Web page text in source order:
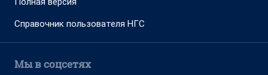
Справочник пользователя НГС
Мы в соцсетях